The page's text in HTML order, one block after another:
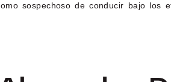
sospechoso de conducir bajo los